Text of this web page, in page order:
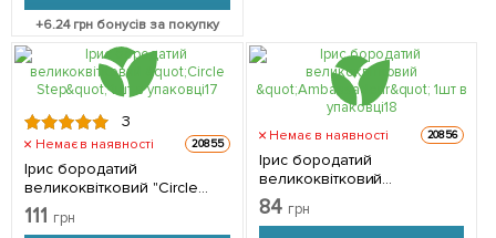
+6.24грн бонусів за покупку
3
Немає в наявності 20855
Ірис бородатий
великоквітковий "Circle
Step" 1шт в упаковці
111 грн
Немає в наявності 20856
Ірис бородатий
великоквітковий
"Ambassadeur" 1шт в
упаковці
84 грн